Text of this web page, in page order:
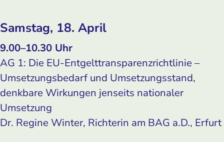
Samstag, 18. April
9.00–10.30 Uhr
AG 1: Die EU-Entgelttransparenzrichtlinie –
Umsetzungsbedarf und Umsetzungsstand,
denkbare Wirkungen jenseits nationaler
Umsetzung
Dr. Regine Winter, Richterin am BAG a.D., Erfurt